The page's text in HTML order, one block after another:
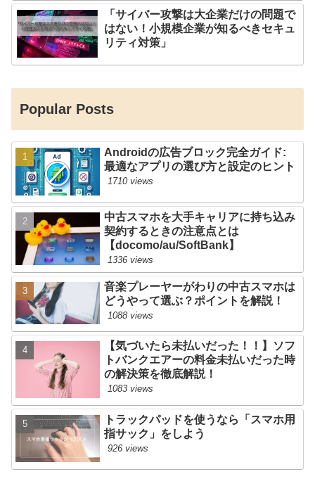
「サイバー攻撃は大企業だけの問題で
はない！小規模企業が知るべきセキュ
リティ対策」
Popular Posts
Androidの広告ブロック完全ガイド:
最適なアプリの選び方と設定のヒント
1710 views
中古スマホを大手キャリアに持ち込み
契約するときの注意点とは
【docomo/au/SoftBank】
1336 views
音楽プレーヤーがわりの中古スマホは
どうやって選ぶ？ポイントを解説！
1088 views
【気づいたら未払いだった！！】ソフ
トバンクエアーの料金未払いだった時
の解決策を徹底解説！
1083 views
トラックパッドを使うなら「スマホ用
指サック」をしよう
926 views